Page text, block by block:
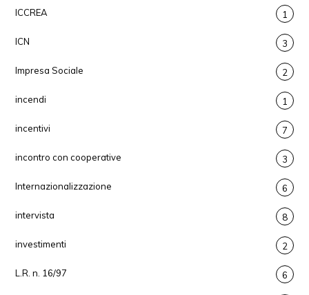
ICCREA 1
ICN 3
Impresa Sociale 2
incendi 1
incentivi 7
incontro con cooperative 3
Internazionalizzazione 6
intervista 8
investimenti 2
L.R. n. 16/97 6